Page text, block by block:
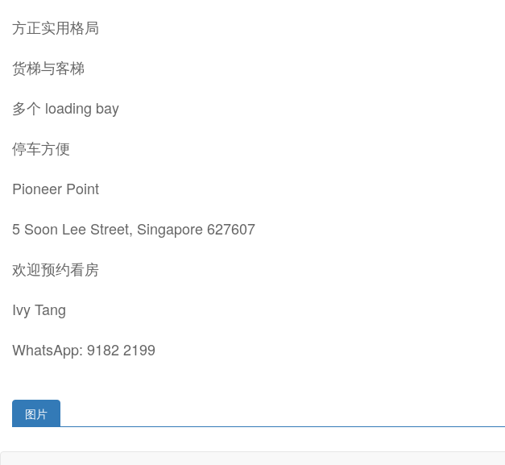
方正实用格局
货梯与客梯
多个 loading bay
停车方便
Pioneer Point
5 Soon Lee Street, Singapore 627607
欢迎预约看房
Ivy Tang
WhatsApp: 9182 2199
图片